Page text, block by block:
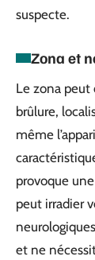
suspecte.
Zona et
Le zona peut
brûlure,
même
provoque
peut irradier
et ne